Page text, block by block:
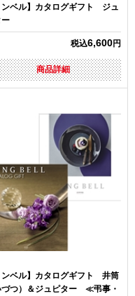
ンベル】カタログギフト ジュ
ー
税込6,600円
商品詳細
ンベル】カタログギフト 井筒
づつ）＆ジュピター ≪弔事・